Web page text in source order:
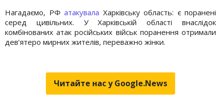
Нагадаємо, РФ атакувала Харківську область: є поранені
серед цивільних. У Харківській області внаслідок
комбінованих атак російських військ поранення отримали
дев’ятеро мирних жителів, переважно жінки.
Читайте нас у Google.News